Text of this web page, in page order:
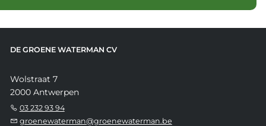
DE GROENE WATERMAN CV
Wolstraat 7
2000 Antwerpen
03 232 93 94
groenewaterman@groenewaterman.be